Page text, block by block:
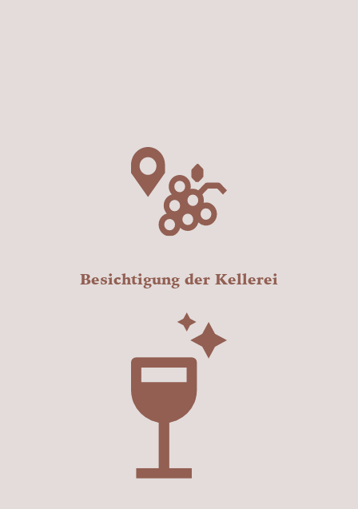
Besichtigung der Kellerei